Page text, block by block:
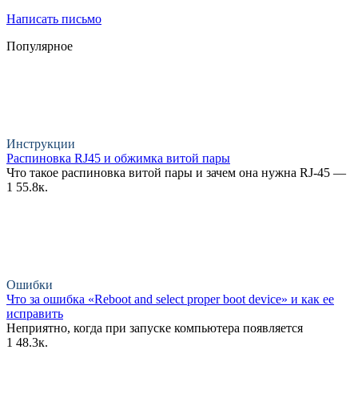
Написать письмо
Популярное
Инструкции
Распиновка RJ45 и обжимка витой пары
Что такое распиновка витой пары и зачем она нужна RJ-45 —
1 55.8к.
Ошибки
Что за ошибка «Reboot and select proper boot device» и как ее
исправить
Неприятно, когда при запуске компьютера появляется
1 48.3к.